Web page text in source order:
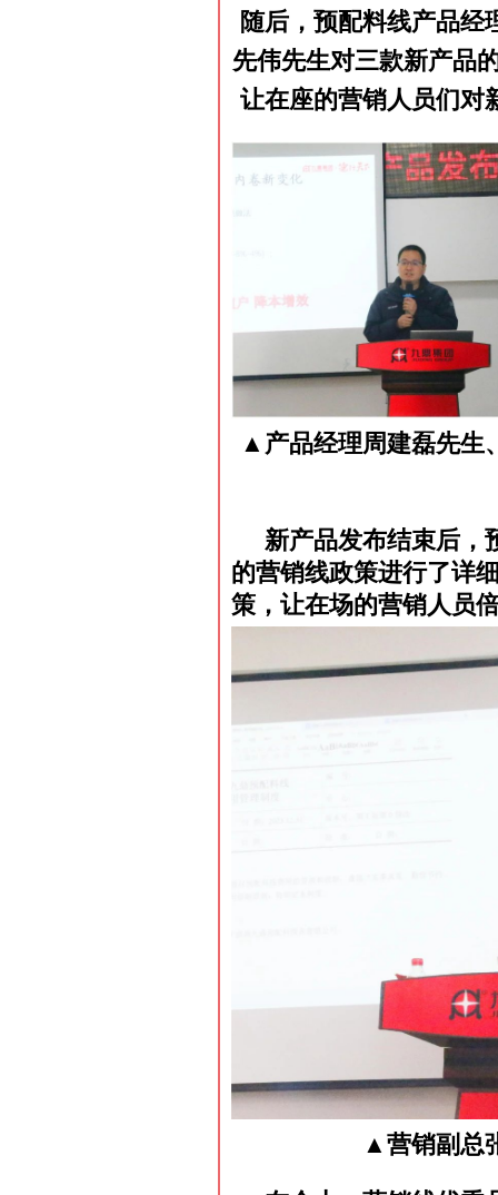
随后，预配料线产品经
先伟先生对三款新产品
让在座的营销人员们对
▲产品经理周建磊先生
新产品发布结束后，
的营销线政策进行了详
策，让在场的营销人员
▲营销副总